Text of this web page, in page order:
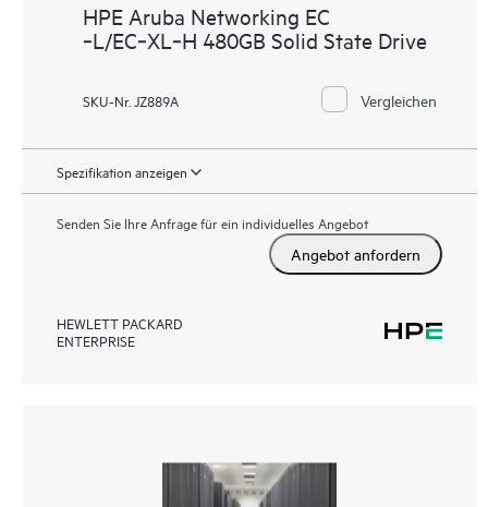
HPE Aruba Networking EC
‑L/EC‑XL‑H 480GB Solid State Drive
SKU-Nr. JZ889A Vergleichen
Spezifikation anzeigen
Senden Sie Ihre Anfrage für ein individuelles Angebot
Angebot anfordern
HEWLETT PACKARD
ENTERPRISE